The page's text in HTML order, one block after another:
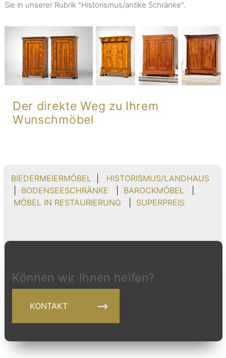
Sie in unserer Rubrik "Historismus/antike Schränke".
Der direkte Weg zu Ihrem
Wunschmöbel
BIEDERMEIERMÖBEL
HISTORISMUS/LANDHAUS
BODENSEESCHRÄNKE BAROCKMÖBEL
MÖBEL IN RESTAURIERUNG
SUPERPREIS
Können wir Ihnen helfen?
KONTAKT